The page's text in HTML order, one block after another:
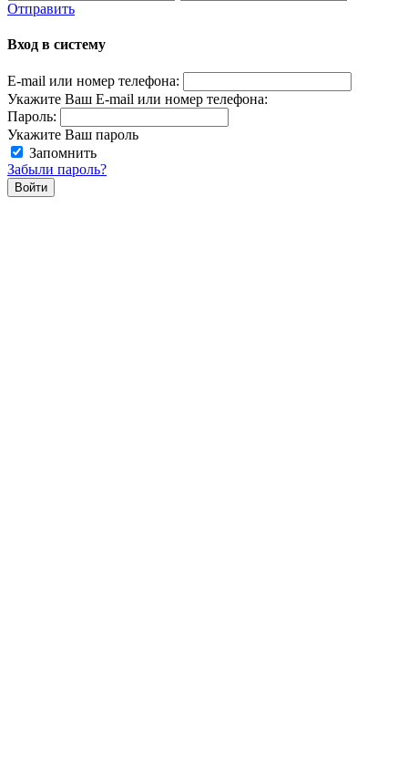
Отправить
Вход в систему
E-mail или номер телефона:
Укажите Ваш E-mail или номер телефона:
Пароль:
Укажите Ваш пароль
Запомнить
Забыли пароль?